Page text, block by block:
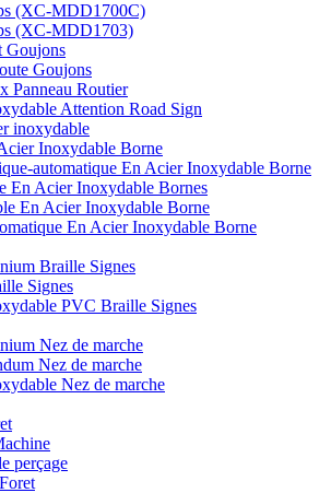
(XC-MDD1700C)
(XC-MDD1703)
Goujons
Goujons
Panneau Routier
Attention Road Sign
inoxydable
Inoxydable Borne
automatique En Acier Inoxydable Borne
En Acier Inoxydable Bornes
En Acier Inoxydable Borne
En Acier Inoxydable Borne
Braille Signes
Signes
PVC Braille Signes
Nez de marche
Nez de marche
Nez de marche
perçage